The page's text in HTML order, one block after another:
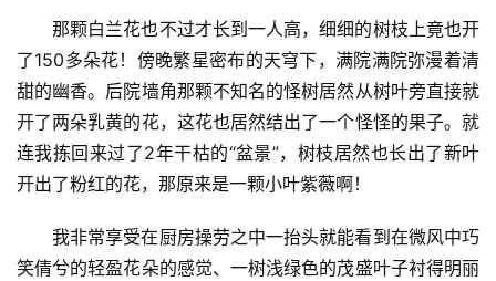
那颗白兰花也不过才长到一人高，细细的树枝上竟也开
了150多朵花！傍晚繁星密布的天穹下，满院满院弥漫着清
甜的幽香。后院墙角那颗不知名的怪树居然从树叶旁直接就
开了两朵乳黄的花，这花也居然结出了一个怪怪的果子。就
连我拣回来过了2年干枯的“盆景”，树枝居然也长出了新叶
开出了粉红的花，那原来是一颗小叶紫薇啊！
我非常享受在厨房操劳之中一抬头就能看到在微风中巧
笑倩兮的轻盈花朵的感觉、一树浅绿色的茂盛叶子衬得明丽